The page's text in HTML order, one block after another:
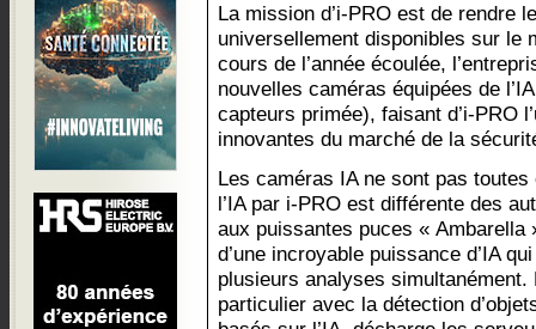
La mission d’i-PRO est de rendre
universellement disponibles sur le
cours de l’année écoulée,
nouvelles caméras équipées de
capteurs primée), faisant d’i-PRO
innovantes du marché de la
Les caméras IA ne sont pas
l’IA par i-PRO est différente des
aux puissantes puces «
d’une incroyable puissance d’IA
plusieurs analyses
particulier avec la détection